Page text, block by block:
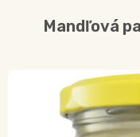
Mandľová